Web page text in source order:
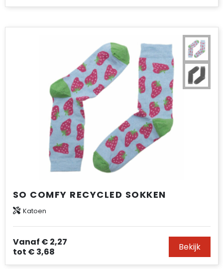
SO COMFY RECYCLED SOKKEN
Katoen
Vanaf € 2,27
tot € 3,68 Bekijk